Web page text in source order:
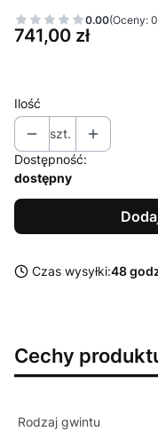
0.00(Oceny:
Cena
741,00 zł
Ilość
szt.
Dostępność:
dostępny
Czas wysyłki:48
Cechy
Rodzaj gwintu